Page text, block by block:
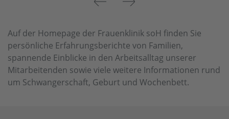
Previous Next
Auf der Homepage der Frauenklinik soH finden Sie
persönliche Erfahrungsberichte von Familien,
spannende Einblicke in den Arbeitsalltag unserer
Mitarbeitenden sowie viele weitere Informationen rund
um Schwangerschaft, Geburt und Wochenbett.